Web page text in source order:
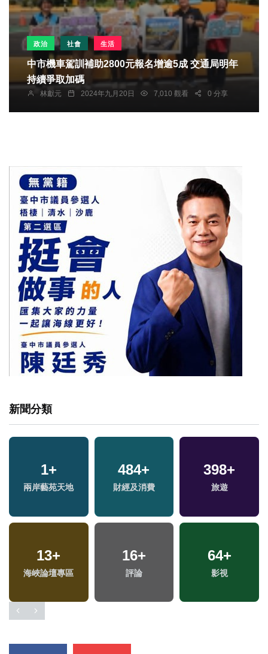
政治 社會 生活
中市機車駕訓補助2800元報名增逾5成 交通局明年
持續爭取加碼
林獻元 2024年九月20日 7,010 觀看 0 分享
新聞分類
1+
兩岸藝苑天地
484+
財經及消費
398+
旅遊
13+
海峽論壇專區
16+
評論
64+
影視